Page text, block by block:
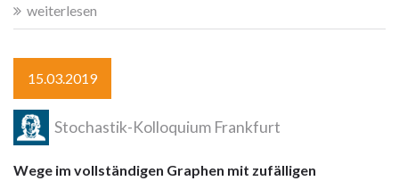
weiterlesen
15.03.2019
Stochastik-Kolloquium Frankfurt
Wege im vollständigen Graphen mit zufälligen